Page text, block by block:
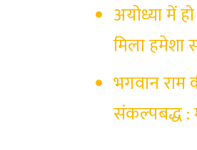
अयोध्या में
मिला हमेशा
भगवान
संकल्पबद्ध :